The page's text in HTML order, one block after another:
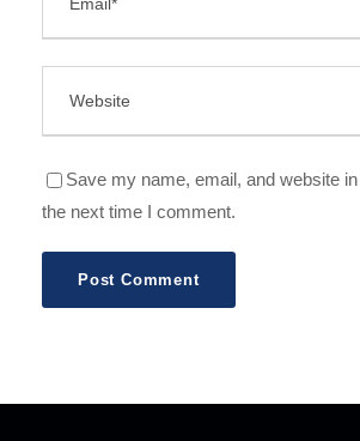
Save my name, email, and website
the next time I comment.